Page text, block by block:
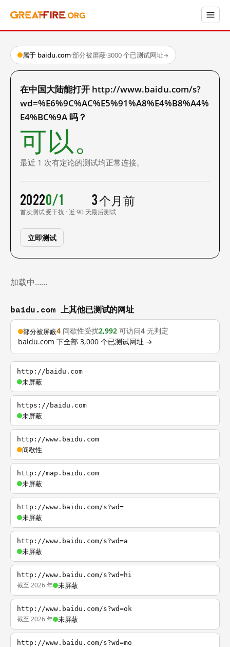
属于 baidu.com·部分被屏蔽·3000 个已测试网址→
在中国大陆能打开 http://www.baidu.com/s?
wd=%E6%9C%AC%E5%91%A8%E4%B8%A4%
E4%BC%9A 吗？
可以。
最近 1 次有定论的测试均正常连接。
2022
首次测试
0/1
受干扰 · 近 90 天
3 个月前
最后测试
立即测试
加载中……
baidu.com 上其他已测试的网址
部分被屏蔽4 间歇性受扰2,992 可访问4 无判定
baidu.com 下全部 3,000 个已测试网址 →
http://baidu.com
未屏蔽
https://baidu.com
未屏蔽
http://www.baidu.com
间歇性
http://map.baidu.com
未屏蔽
http://www.baidu.com/s?wd=
未屏蔽
http://www.baidu.com/s?wd=a
未屏蔽
http://www.baidu.com/s?wd=hi
截至 2026 年 未屏蔽
http://www.baidu.com/s?wd=ok
截至 2026 年 未屏蔽
http://www.baidu.com/s?wd=mo